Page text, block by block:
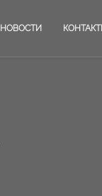
НОВОСТИ